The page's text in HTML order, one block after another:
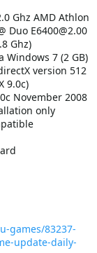
Ghz AMD Athlon
Duo E6400@2.00
Ghz)
Windows 7 (2 GB)
version 512
9.0c)
November 2008
only
games/83237-
update-daily-